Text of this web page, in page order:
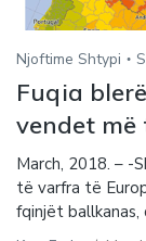
Njoftime Shtypi
Fuqia
vendet më
March, 2018. – -
të varfra të
fqinjët ballkanas,